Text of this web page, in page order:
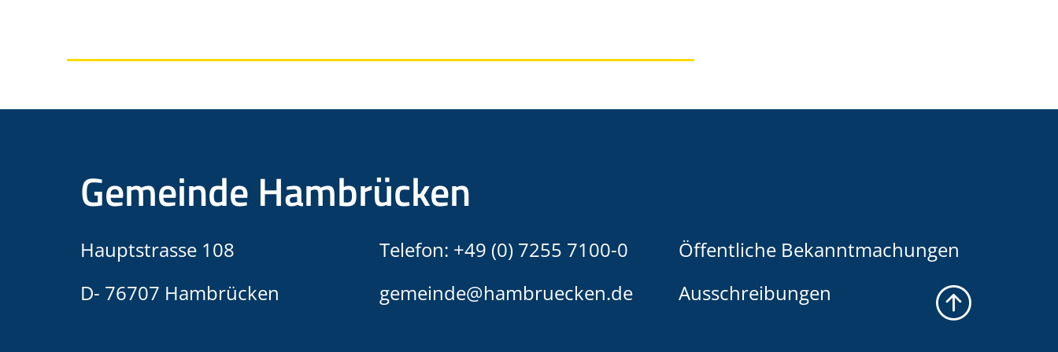
Gemeinde Hambrücken
Hauptstrasse 108
D- 76707 Hambrücken
Telefon: +49 (0) 7255 7100-0
gemeinde@hambruecken.de
Öffentliche Bekanntmachungen
Ausschreibungen